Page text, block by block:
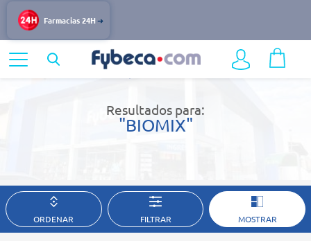
Farmacias 24H
Resultados de búsqueda
Resultados para:
"BIOMIX"
ORDENAR FILTRAR MOSTRAR